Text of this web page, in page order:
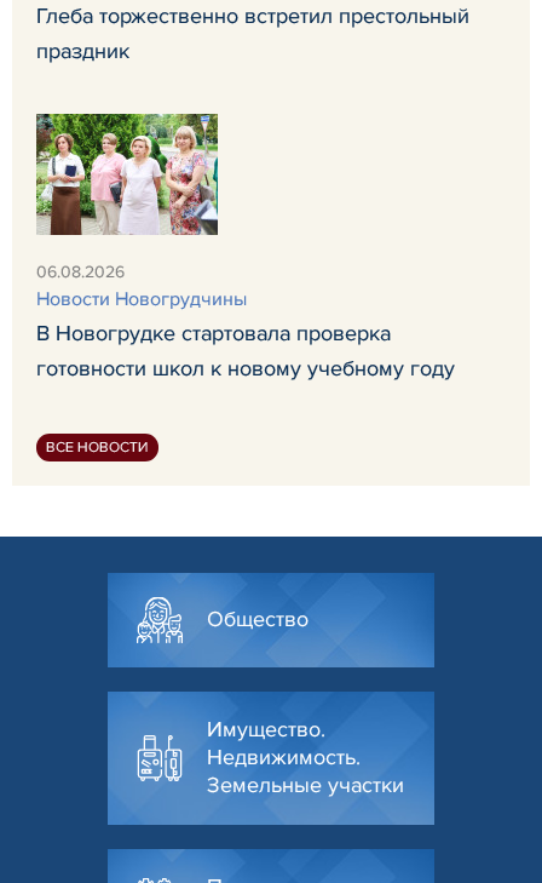
Глеба торжественно встретил престольный
праздник
06.08.2026
Новости Новогрудчины
В Новогрудке стартовала проверка
готовности школ к новому учебному году
ВСЕ НОВОСТИ
Общество
Имущество.
Недвижимость.
Земельные участки